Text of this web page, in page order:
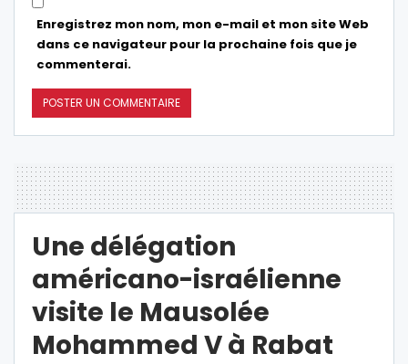
Enregistrez mon nom, mon e-mail et mon site Web
dans ce navigateur pour la prochaine fois que je
commenterai.
Une délégation
américano-israélienne
visite le Mausolée
Mohammed V à Rabat